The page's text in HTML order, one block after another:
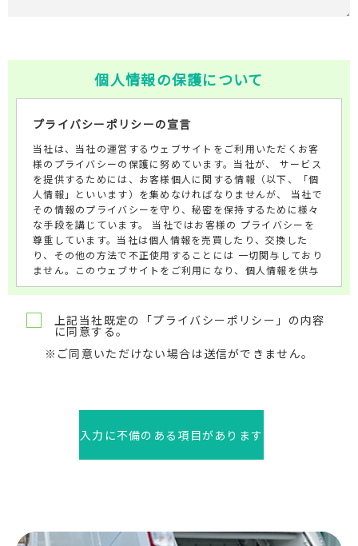
個人情報の保護について
プライバシーポリシーの宣言
当社は、当社の運営するウェブサイトをご利用いただくお客
様のプライバシーの保護に努めています。当社が、 サービス
を提供するためには、お客様個人に関する情報（以下、「個
人情報」といいます）を集めなければなりませんが、 当社で
その情報のプライバシーを守り、秘密を保持するために様々
な手段を講じています。 当社ではお客様の プライバシーを
尊重しています。当社は個人情報を売買したり、交換した
り、その他の方法で不正使用することには 一切関与しており
ません。このウェブサイトをご利用になり、個人情報を供与
することで、あなたはこのプライバシー ポリシーに説明され
とみなされます。
・必要に応じてお客様に連絡を行なうため
個人情報の開示
人の生命、身体または財産の 保護のために必要がある場合で
上記当社既定の「プライバシーポリシー」の内容
に同意する。
※ご同意いただけない場合は送信ができません。
入力に不備のある項目があります